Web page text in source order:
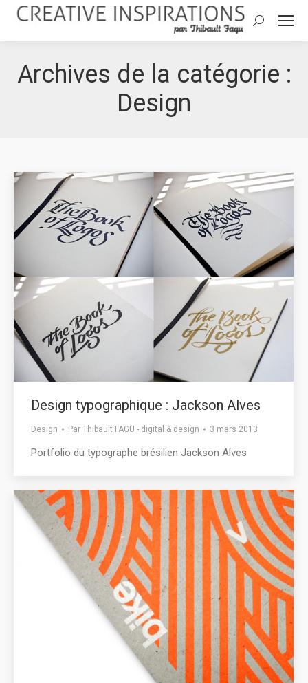
Search:
Archives de la catégorie :
Design
Design typographique : Jackson Alves
Design Par Thibault FAGU - digital & design 3 mars 2013
Portfolio du typographe brésilien Jackson Alves